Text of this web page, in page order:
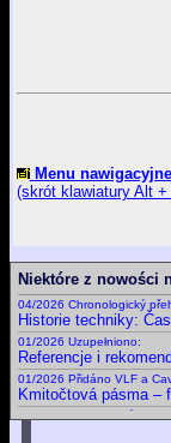
Menu nawigacyjne
(skrót klawiatury Alt +
Niektóre z nowości
04/2026 Chronologický
Historie techniky:
01/2026 Uzupełniono:
Referencje i
01/2026 Přidáno VLF a
Kmitočtová pásma –